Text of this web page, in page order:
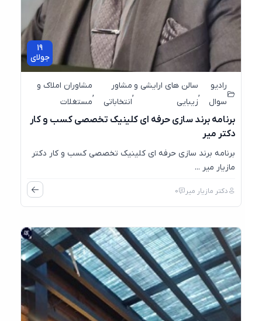
جولای
سوال
سالن های ارایشی و
زیبایی
مشاور
انتخاباتی
مشاوران املاک و
مستغلات
برنامه برند سازی حرفه ای کلینیک تخصصی کسب و کار
دکتر میر
برنامه برند سازی حرفه ای کلینیک تخصصی کسب و کار دکتر
مازیار میر ...
دکتر مازیار میر 0